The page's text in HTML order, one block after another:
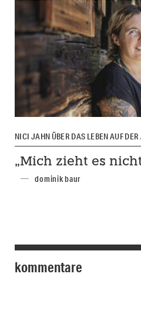
NICI JAHN ÜBER DAS LEBEN AUF
„Mich zieht es
dominik baur
kommentare